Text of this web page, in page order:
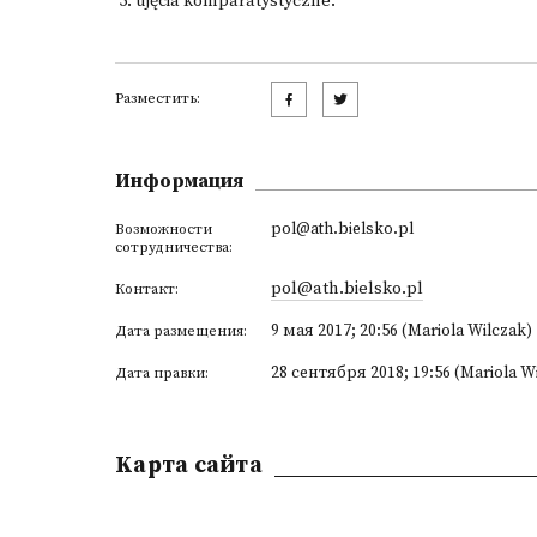
Разместить:
Информация
Возможности
сотрудничества:
pol@ath.bielsko.pl
Контакт: pol@ath.bielsko.pl
Дата размещения: 9 мая 2017; 20:56 (Mariola Wilczak)
Дата правки: 28 сентября 2018; 19:56 (Mariola
Kарта сайта